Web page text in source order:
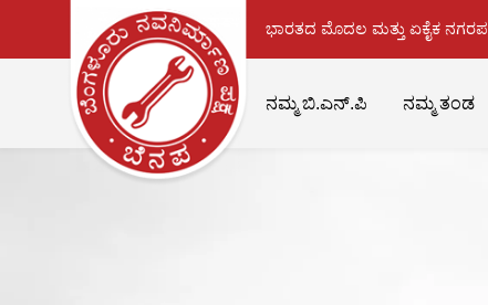
ಭಾರತದ ಮೊದಲ ಮತ್ತು ಏಕೈಕ
ನಮ್ಮ ಬಿ.ಎನ್.ಪಿ ನಮ್ಮ ತಂಡ